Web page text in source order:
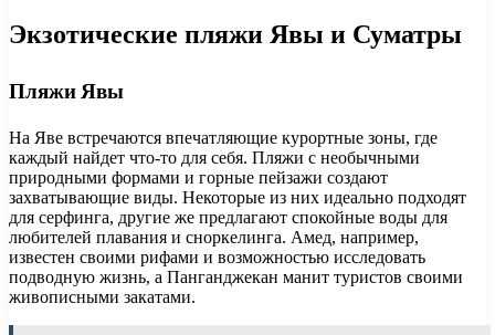
Экзотические пляжи Явы и Суматры
Пляжи Явы
На Яве встречаются впечатляющие курортные зоны, где
каждый найдет что-то для себя. Пляжи с необычными
природными формами и горные пейзажи создают
захватывающие виды. Некоторые из них идеально подходят
для серфинга, другие же предлагают спокойные воды для
любителей плавания и сноркелинга. Амед, например,
известен своими рифами и возможностью исследовать
подводную жизнь, а Панганджекан манит туристов своими
живописными закатами.